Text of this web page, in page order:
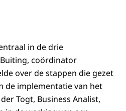
in de drie
coördinator
over de stappen die gezet
de implementatie van het
Togt, Business Analist,